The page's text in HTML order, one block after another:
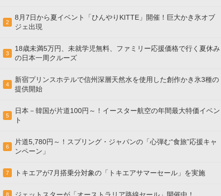
2
8月7日から夏イベント「ひんやりKITTE」開催！巨大かき氷オブ
ジェ出現
3
18歳未満5万円、未就学児無料、ファミリー応援価格で行く夏休み
の日本一周クルーズ
4
新宿プリンスホテルで信州深層天然水を使用した創作かき氷3種の
提供開始
5
日本－韓国が片道100円～！イースター航空の年間最大特価イベン
ト
6
片道5,780円～！スプリング・ジャパンの「心弾む“食旅”応援キャ
ンペーン」
7 トキエアが7月搭乗分対象の「トキエアサマーセール」を実施
8